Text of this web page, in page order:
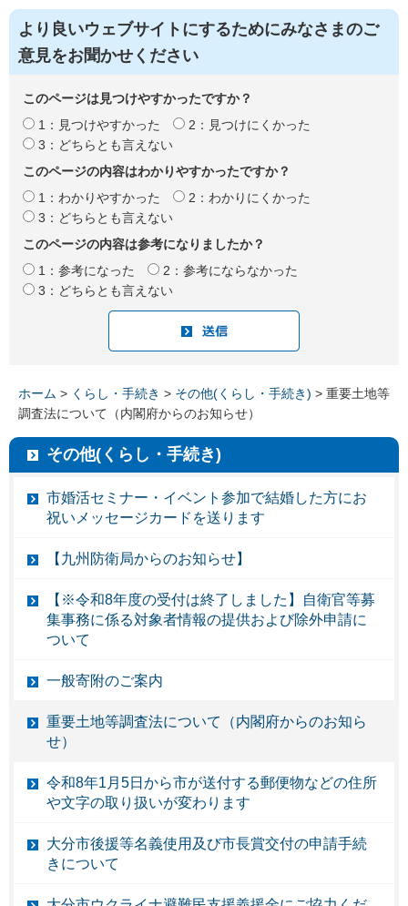
より良いウェブサイトにするためにみなさまのご
意見をお聞かせください
このページは見つけやすかったですか？
1：見つけやすかった
2：見つけにくかった
3：どちらとも言えない
このページの内容はわかりやすかったですか？
1：わかりやすかった
2：わかりにくかった
3：どちらとも言えない
このページの内容は参考になりましたか？
1：参考になった
2：参考にならなかった
3：どちらとも言えない
ホーム > くらし・手続き > その他(くらし・手続き) > 重要土地等
調査法について（内閣府からのお知らせ）
その他(くらし・手続き)
市婚活セミナー・イベント参加で結婚した方にお
祝いメッセージカードを送ります
【九州防衛局からのお知らせ】
【※令和8年度の受付は終了しました】自衛官等募
集事務に係る対象者情報の提供および除外申請に
ついて
一般寄附のご案内
重要土地等調査法について（内閣府からのお知ら
せ）
令和8年1月5日から市が送付する郵便物などの住所
や文字の取り扱いが変わります
大分市後援等名義使用及び市長賞交付の申請手続
きについて